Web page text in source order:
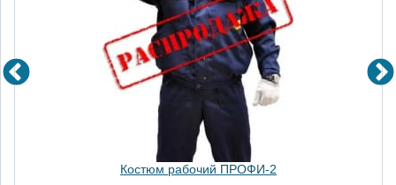
Костюм рабочий ПРОФИ-2